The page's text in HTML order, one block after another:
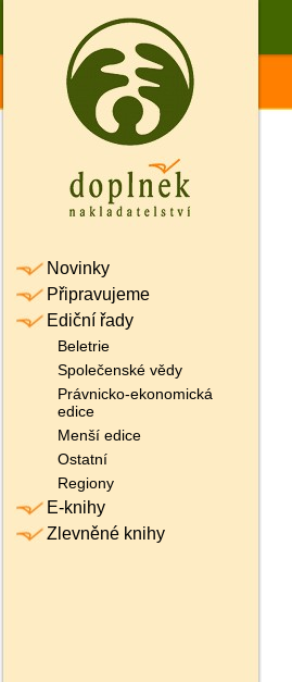
Novinky
Připravujeme
Ediční řady
Beletrie
Společenské vědy
Právnicko-ekonomická
edice
Menší edice
Ostatní
Regiony
E-knihy
Zlevněné knihy